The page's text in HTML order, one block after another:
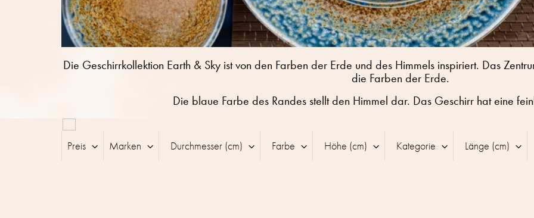
Die Geschirrkollektion Earth & Sky ist von den Farben der Erde und des Himmels inspiriert. Das
die Farben der Erde.
Die blaue Farbe des Randes stellt den Himmel dar. Das Geschirr hat eine
Marken Durchmesser (cm) Farbe Höhe (cm) Kategorie Länge (cm)
Preis
t